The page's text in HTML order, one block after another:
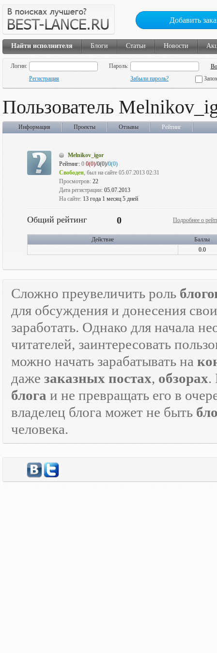
Добавить
Найти исполнителя Блоги Статьи Новости
Логин:
Пароль:
Регистрация
Забыли пароль?
Пользователь
Информация Проекты Отзывы Рейтинг
Melnikov_igor
Рейтинг: 0 0(0)/0(0)/0(0)
Свободен, был на сайте 05.07.2013 02:31
Просмотров: 22
Дата регистрации: 05.07.2013
На сайте: 13 года 1 месяц 5 дней
Общий рейтинг 0 Подробнее о
Действие
Баллы
0.0
Сложно преувеличить роль
для обсуждения и донесения
заработать. Однако для начала
читателей, заинтересовать
можно начать зарабатывать на
даже заказных постах, обзорах.
блога и не превращать его в
владелец блога может не быть
человека.